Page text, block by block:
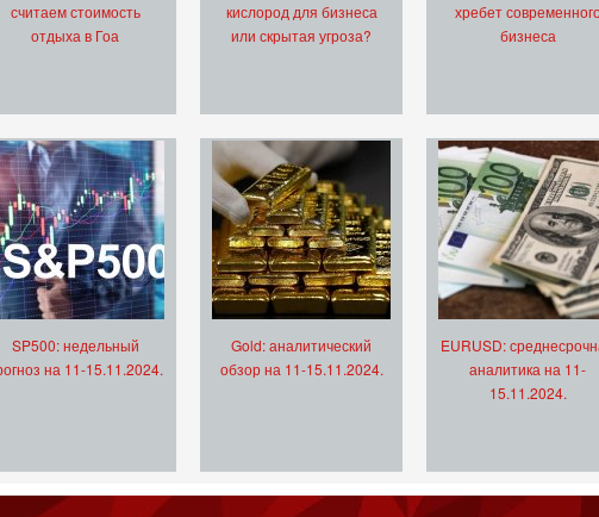
считаем стоимость
отдыха в Гоа
кислород для бизнеса
или скрытая угроза?
хребет
бизнеса
SP500: недельный
на 11-15.11.2024.
Gold: аналитический
обзор на 11-15.11.2024.
EURUSD:
аналитика на 11-
15.11.2024.